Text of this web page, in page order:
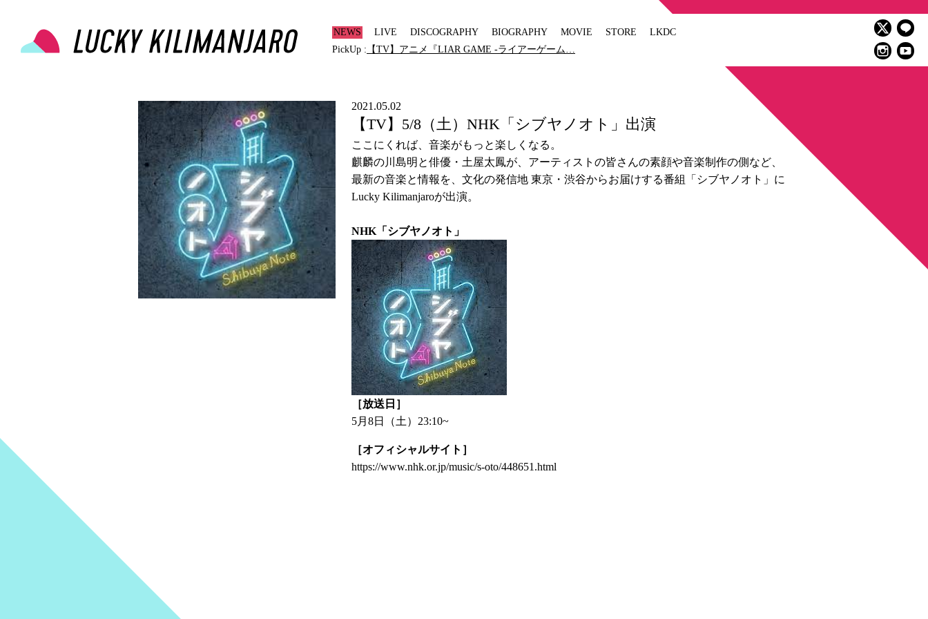
NEWS LIVE DISCOGRAPHY BIOGRAPHY MOVIE STORE
LKDC
PickUp : 【TV】アニメ『LIAR GAME -ライアーゲーム…
2021.05.02
【TV】5/8（土）NHK「シブヤノオト」出演
ここにくれば、音楽がもっと楽しくなる。
麒麟の川島明と俳優・土屋太鳳が、アーティストの皆さんの素顔や音楽制作の側など、
最新の音楽と情報を、文化の発信地 東京・渋谷からお届けする番組「シブヤノオト」に
Lucky Kilimanjaroが出演。
NHK「シブヤノオト」
［放送日］
5月8日（土）23:10~
［オフィシャルサイト］
https://www.nhk.or.jp/music/s-oto/448651.html